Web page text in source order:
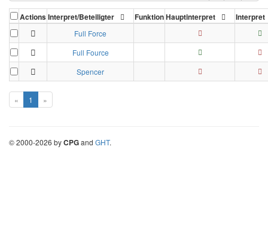
ActionsInterpret/Beteiligter FunktionHauptinterpret Interpret
Full Force
Full Fource
Spencer
« 1 »
©2000-2026 byCPGand GHT.